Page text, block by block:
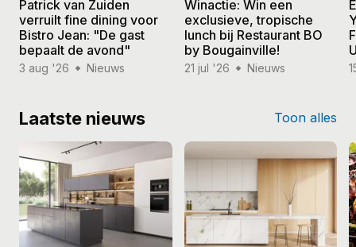
Patrick van Zuiden
verruilt fine dining voor
Bistro Jean: "De gast
bepaalt de avond"
3 aug '26 Nieuws
Winactie: Win een
exclusieve, tropische
lunch bij Restaurant BO
by Bougainville!
21 jul '26 Nieuws
Laatste nieuws Toon alles